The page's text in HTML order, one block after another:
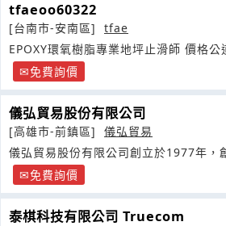
tfaeoo60322
[台南市-安南區]
tfae
EPOXY環氧樹
免費詢價
儀弘貿易股份有限公司
[高雄市-前鎮區]
儀弘貿易
儀弘貿易股份有限公司創立於1977年，
鐵廠之工程為主
免費詢價
泰棋科技有限公司 Truecom